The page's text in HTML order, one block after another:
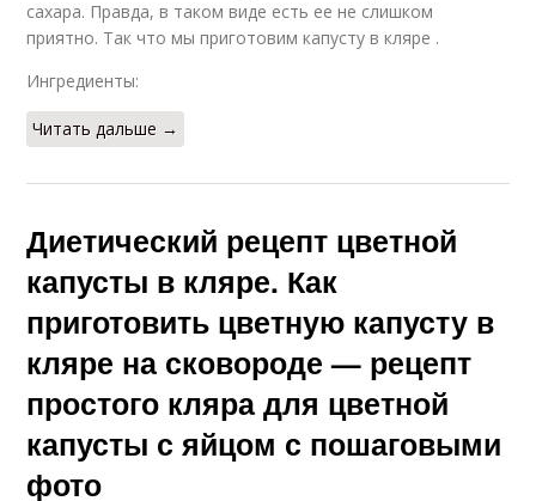
сахара. Правда, в таком виде есть ее не слишком
приятно. Так что мы приготовим капусту в кляре .
Ингредиенты:
Читать дальше →
Диетический рецепт цветной
капусты в кляре. Как
приготовить цветную капусту в
кляре на сковороде — рецепт
простого кляра для цветной
капусты с яйцом с пошаговыми
фото